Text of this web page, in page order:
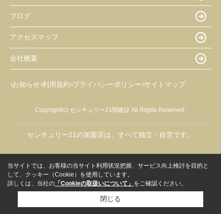
ブログ
アクセスマップ
会社概要
お知らせ 利用規約 プライバシーポリシー サイトマップ
Copyright(c) センチュリー21関建設 All Rights Reserved.
センチュリー21の加盟店は、すべて独立・自営です。
当サイトでは、お客様の当サイト利用状況把握、サービス向上検討を目的と
して、クッキー（Cookie）を使用しています。
詳しくは、当社の 「Cookieの取扱いについて」 をご確認ください。
閉じる